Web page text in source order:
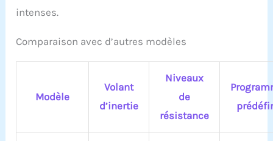
intenses.
Comparaison avec d’autres modèles
Modèle
Volant
d’inertie
Niveaux
de
résistance